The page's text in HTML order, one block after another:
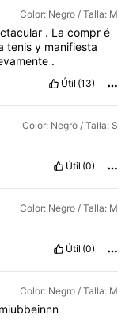
Color: Negro / Talla: M
. La compr é
tenisy manifiesta
.
Útil (13)
Color: Negro / Talla: S
Útil (0)
Color: Negro / Talla: M
Útil (0)
Color: Negro / Talla: M
miubbeinnn